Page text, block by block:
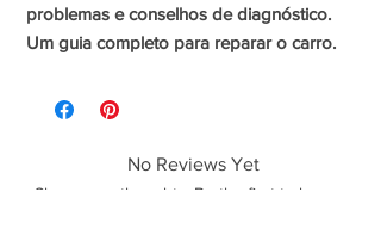
problemas e conselhos de diagnóstico.
Um guia completo para reparar o carro.
No Reviews Yet
Share your thoughts. Be the first to leave a